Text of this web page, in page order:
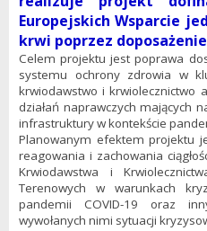
Europejskich Wsparcie
krwi poprzez
Celem projektu jest poprawa
systemu ochrony zdrowia w
krwiodawstwo i krwiolecznictwo
działań naprawczych mających
infrastruktury w kontekście
Planowanym efektem projektu
reagowania i zachowania
Krwiodawstwa i
Terenowych w warunkach
pandemii COVID-19 oraz
wywołanych nimi sytuacji